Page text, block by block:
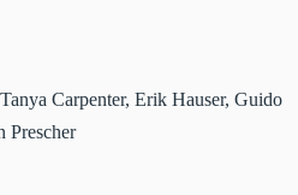
Carpenter, Erik Hauser, Guido
Prescher